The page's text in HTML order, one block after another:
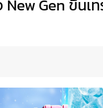
Gen ขึ้นเ